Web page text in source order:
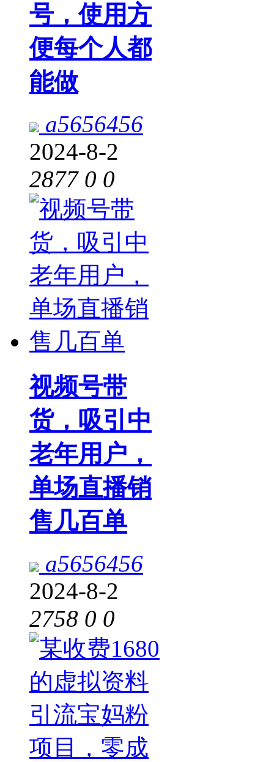
号，使用方
便每个人都
能做
a5656456
2024-8-2
2877 0 0
视频号带
货，吸引中
老年用户，
单场直播销
售几百单
a5656456
2024-8-2
2758 0 0